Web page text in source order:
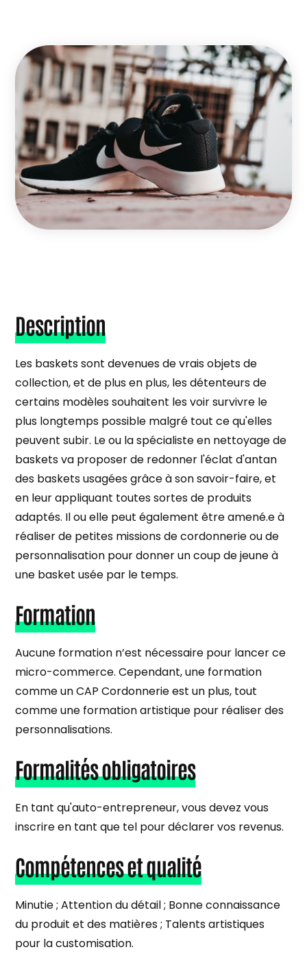
Description
Les baskets sont devenues de vrais objets de
collection, et de plus en plus, les détenteurs de
certains modèles souhaitent les voir survivre le
plus longtemps possible malgré tout ce qu'elles
peuvent subir. Le ou la spécialiste en nettoyage de
baskets va proposer de redonner l'éclat d'antan
des baskets usagées grâce à son savoir-faire, et
en leur appliquant toutes sortes de produits
adaptés. Il ou elle peut également être amené.e à
réaliser de petites missions de cordonnerie ou de
personnalisation pour donner un coup de jeune à
une basket usée par le temps.
Formation
Aucune formation n’est nécessaire pour lancer ce
micro-commerce. Cependant, une formation
comme un CAP Cordonnerie est un plus, tout
comme une formation artistique pour réaliser des
personnalisations.
Formalités obligatoires
En tant qu'auto-entrepreneur, vous devez vous
inscrire en tant que tel pour déclarer vos revenus.
Compétences et qualité
Minutie ; Attention du détail ; Bonne connaissance
du produit et des matières ; Talents artistiques
pour la customisation.